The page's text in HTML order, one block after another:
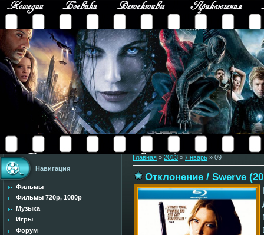
Навигация
Фильмы
Фильмы 720p, 1080p
Музыка
Игры
Форум
Главная » 2013 » Январь » 09
Отклонение / Swerve